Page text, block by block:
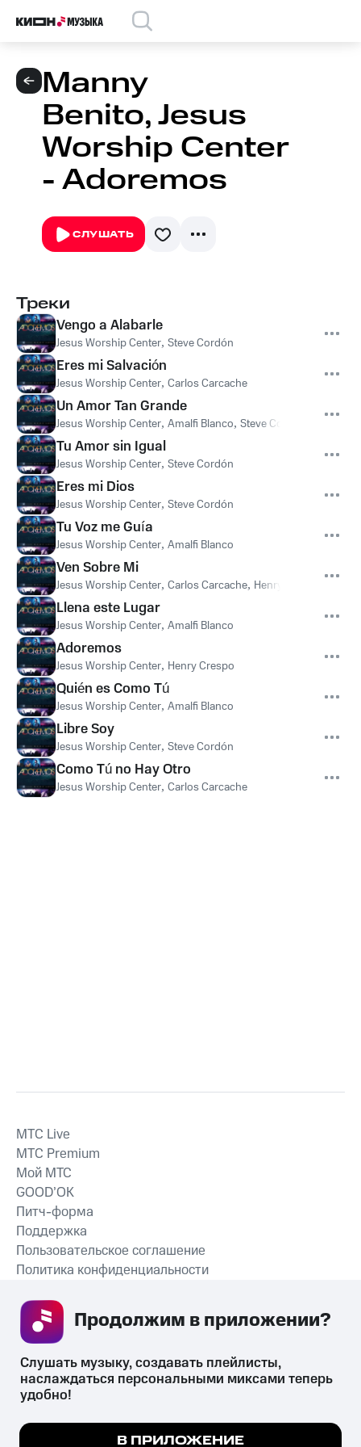
Manny
Benito, Jesus
Worship Center
- Adoremos
СЛУШАТЬ
Треки
Vengo a Alabarle
Jesus Worship Center, Steve Cordón
Eres mi Salvación
Jesus Worship Center, Carlos Carcache
Un Amor Tan Grande
Jesus Worship Center, Amalfi Blanco, Steve Cordón
Tu Amor sin Igual
Jesus Worship Center, Steve Cordón
Eres mi Dios
Jesus Worship Center, Steve Cordón
Tu Voz me Guía
Jesus Worship Center, Amalfi Blanco
Ven Sobre Mi
Jesus Worship Center, Carlos Carcache, Henry Crespo
Llena este Lugar
Jesus Worship Center, Amalfi Blanco
Adoremos
Jesus Worship Center, Henry Crespo
Quién es Como Tú
Jesus Worship Center, Amalfi Blanco
Libre Soy
Jesus Worship Center, Steve Cordón
Como Tú no Hay Otro
Jesus Worship Center, Carlos Carcache
СКАЧАТЬ ПРИЛОЖЕНИЕ
MTС Live
MTС Premium
Мой МТС
GOOD’OK
Питч-форма
Поддержка
Пользовательское соглашение
Политика конфиденциальности
психотропных веществ, их аналогов причиняет вред здоровью,
их незаконный оборот запрещён и влечёт установленную
Мы используем куки, чтобы на сайте все
Слушать музыку, создавать плейлисты,
наслаждаться персональными миксами теперь
удобно!
В ПРИЛОЖЕНИЕ